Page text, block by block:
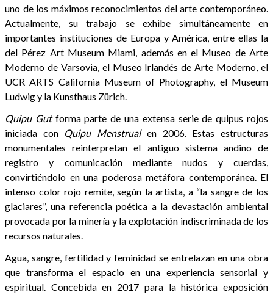
uno de los máximos reconocimientos del arte contemporáneo.
Actualmente, su trabajo se exhibe simultáneamente en
importantes instituciones de Europa y América, entre ellas la
del Pérez Art Museum Miami, además en el Museo de Arte
Moderno de Varsovia, el Museo Irlandés de Arte Moderno, el
UCR ARTS California Museum of Photography, el Museum
Ludwig y la Kunsthaus Zürich.
Quipu Gutforma parte de una extensa serie de quipus rojos
iniciada con Quipu Menstrualen 2006. Estas estructuras
monumentales reinterpretan el antiguo sistema andino de
registro y comunicación mediante nudos y cuerdas,
convirtiéndolo en una poderosa metáfora contemporánea. El
intenso color rojo remite, según la artista, a “la sangre de los
glaciares”, una referencia poética a la devastación ambiental
provocada por la minería y la explotación indiscriminada de los
recursos naturales.
Agua, sangre, fertilidad y feminidad se entrelazan en una obra
que transforma el espacio en una experiencia sensorial y
espiritual. Concebida en 2017 para la histórica exposición